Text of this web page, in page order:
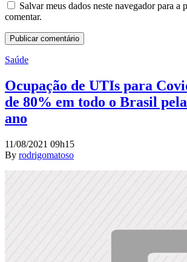
Salvar meus dados neste navegador para a
comentar.
Saúde
Ocupação de UTIs para
de 80% em todo o Brasil pela
ano
11/08/2021 09h15
By rodrigomatoso